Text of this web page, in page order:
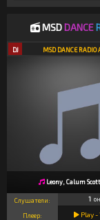
MSDDANCE
DJ MSD DANCE RADIO
Leony, Calum
Слушатели: 1
Плеер: Play -